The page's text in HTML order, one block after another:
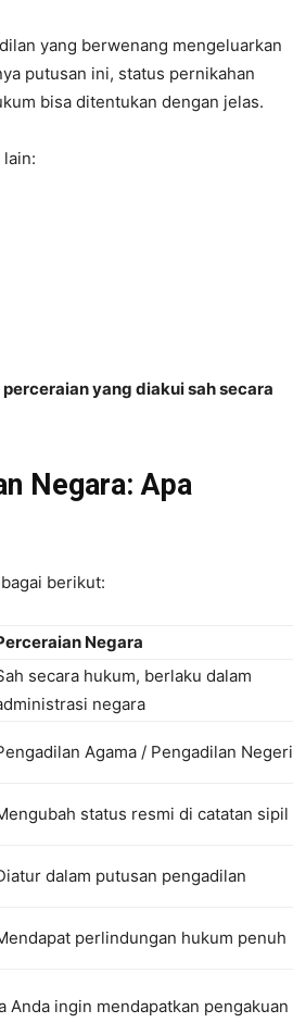
yang berwenang mengeluarkan
putusan ini, status pernikahan
bisa ditentukan dengan jelas.
yang diakui sah secara
Negara: Apa
berikut:
Negara
secara hukum, berlaku dalam
negara
Agama / Pengadilan Negeri
status resmi di catatan sipil
dalam putusan pengadilan
perlindungan hukum penuh
Anda ingin mendapatkan pengakuan